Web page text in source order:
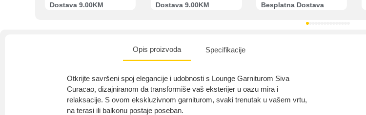
Dostava 9.00KM
Dostava 9.00KM
Besplatna Dostava
Opis proizvoda Specifikacije
Otkrijte savršeni spoj elegancije i udobnosti s Lounge Garniturom Siva
Curacao, dizajniranom da transformiše vaš eksterijer u oazu mira i
relaksacije. S ovom ekskluzivnom garniturom, svaki trenutak u vašem vrtu,
na terasi ili balkonu postaje poseban.